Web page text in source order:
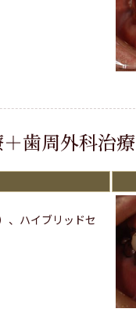
歯周外科治療
、ハイブリッドセ